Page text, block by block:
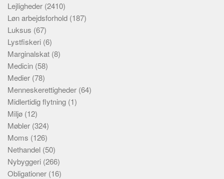
Lejligheder (2410)
Løn arbejdsforhold (187)
Luksus (67)
Lystfiskeri (6)
Marginalskat (8)
Medicin (58)
Medier (78)
Menneskerettigheder (64)
Midlertidig flytning (1)
Miljø (12)
Møbler (324)
Moms (126)
Nethandel (50)
Nybyggeri (266)
Obligationer (16)